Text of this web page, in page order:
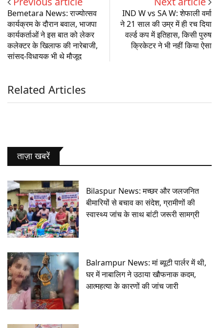
Bemetara News: राज्योत्सव
कार्यक्रम के दौरान बवाल, भाजपा
कार्यकर्ताओं ने इस बात को लेकर
कलेक्टर के खिलाफ की नारेबाजी,
सांसद-विधायक भी थे मौजूद
IND W vs SA W: शेफाली वर्मा
ने 21 साल की उम्र में ही रच दिया
वर्ल्ड कप में इतिहास, किसी पुरुष
क्रिकेटर ने भी नहीं किया ऐसा
Related Articles
ताज़ा खबरें
Bilaspur News: मच्छर और जलजनित
बीमारियों से बचाव का संदेश, ग्रामीणों की
स्वास्थ्य जांच के साथ बांटी जरूरी सामग्री
Balrampur News: मां ब्यूटी पार्लर में थी,
घर में नाबालिग ने उठाया खौफनाक कदम,
आत्महत्या के कारणों की जांच जारी